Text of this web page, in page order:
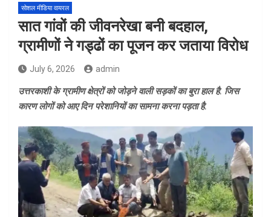
सोशल मीडिया वायरल
सात गांवों की जीवनरेखा बनी बदहाल,
ग्रामीणों ने गड्ढों का पूजन कर जताया विरोध
July 6, 2026 admin
उत्तरकाशी के ग्रामीण क्षेत्रों को जोड़ने वाली सड़कों का बुरा हाल है. जिस
कारण लोगों को आए दिन परेशानियों का सामना करना पड़ता है.